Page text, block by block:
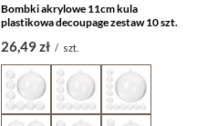
Bombki akrylowe 11cm kula
plastikowa decoupage zestaw 10 szt.
26,49 zł / szt.